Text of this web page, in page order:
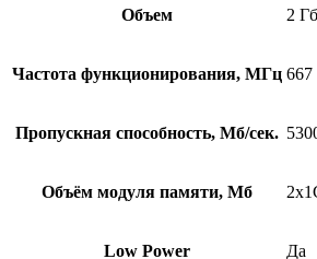
Объем 2 Гб
Частота функционирования, МГц 667
Пропускная способность, Мб/сек.
Объём модуля памяти, Мб
Low Power Да